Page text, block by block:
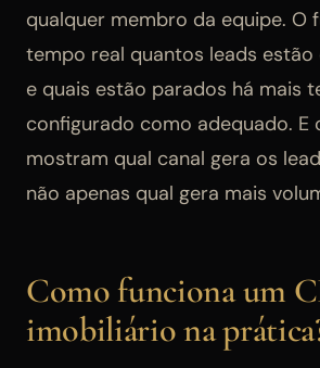
qualquer membro da equipe. O
tempo real quantos leads estão
e quais estão parados há mais
configurado como adequado. E
mostram qual canal gera os
não apenas qual gera mais
Como funciona um
imobiliário na